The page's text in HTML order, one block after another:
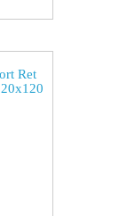
Ret